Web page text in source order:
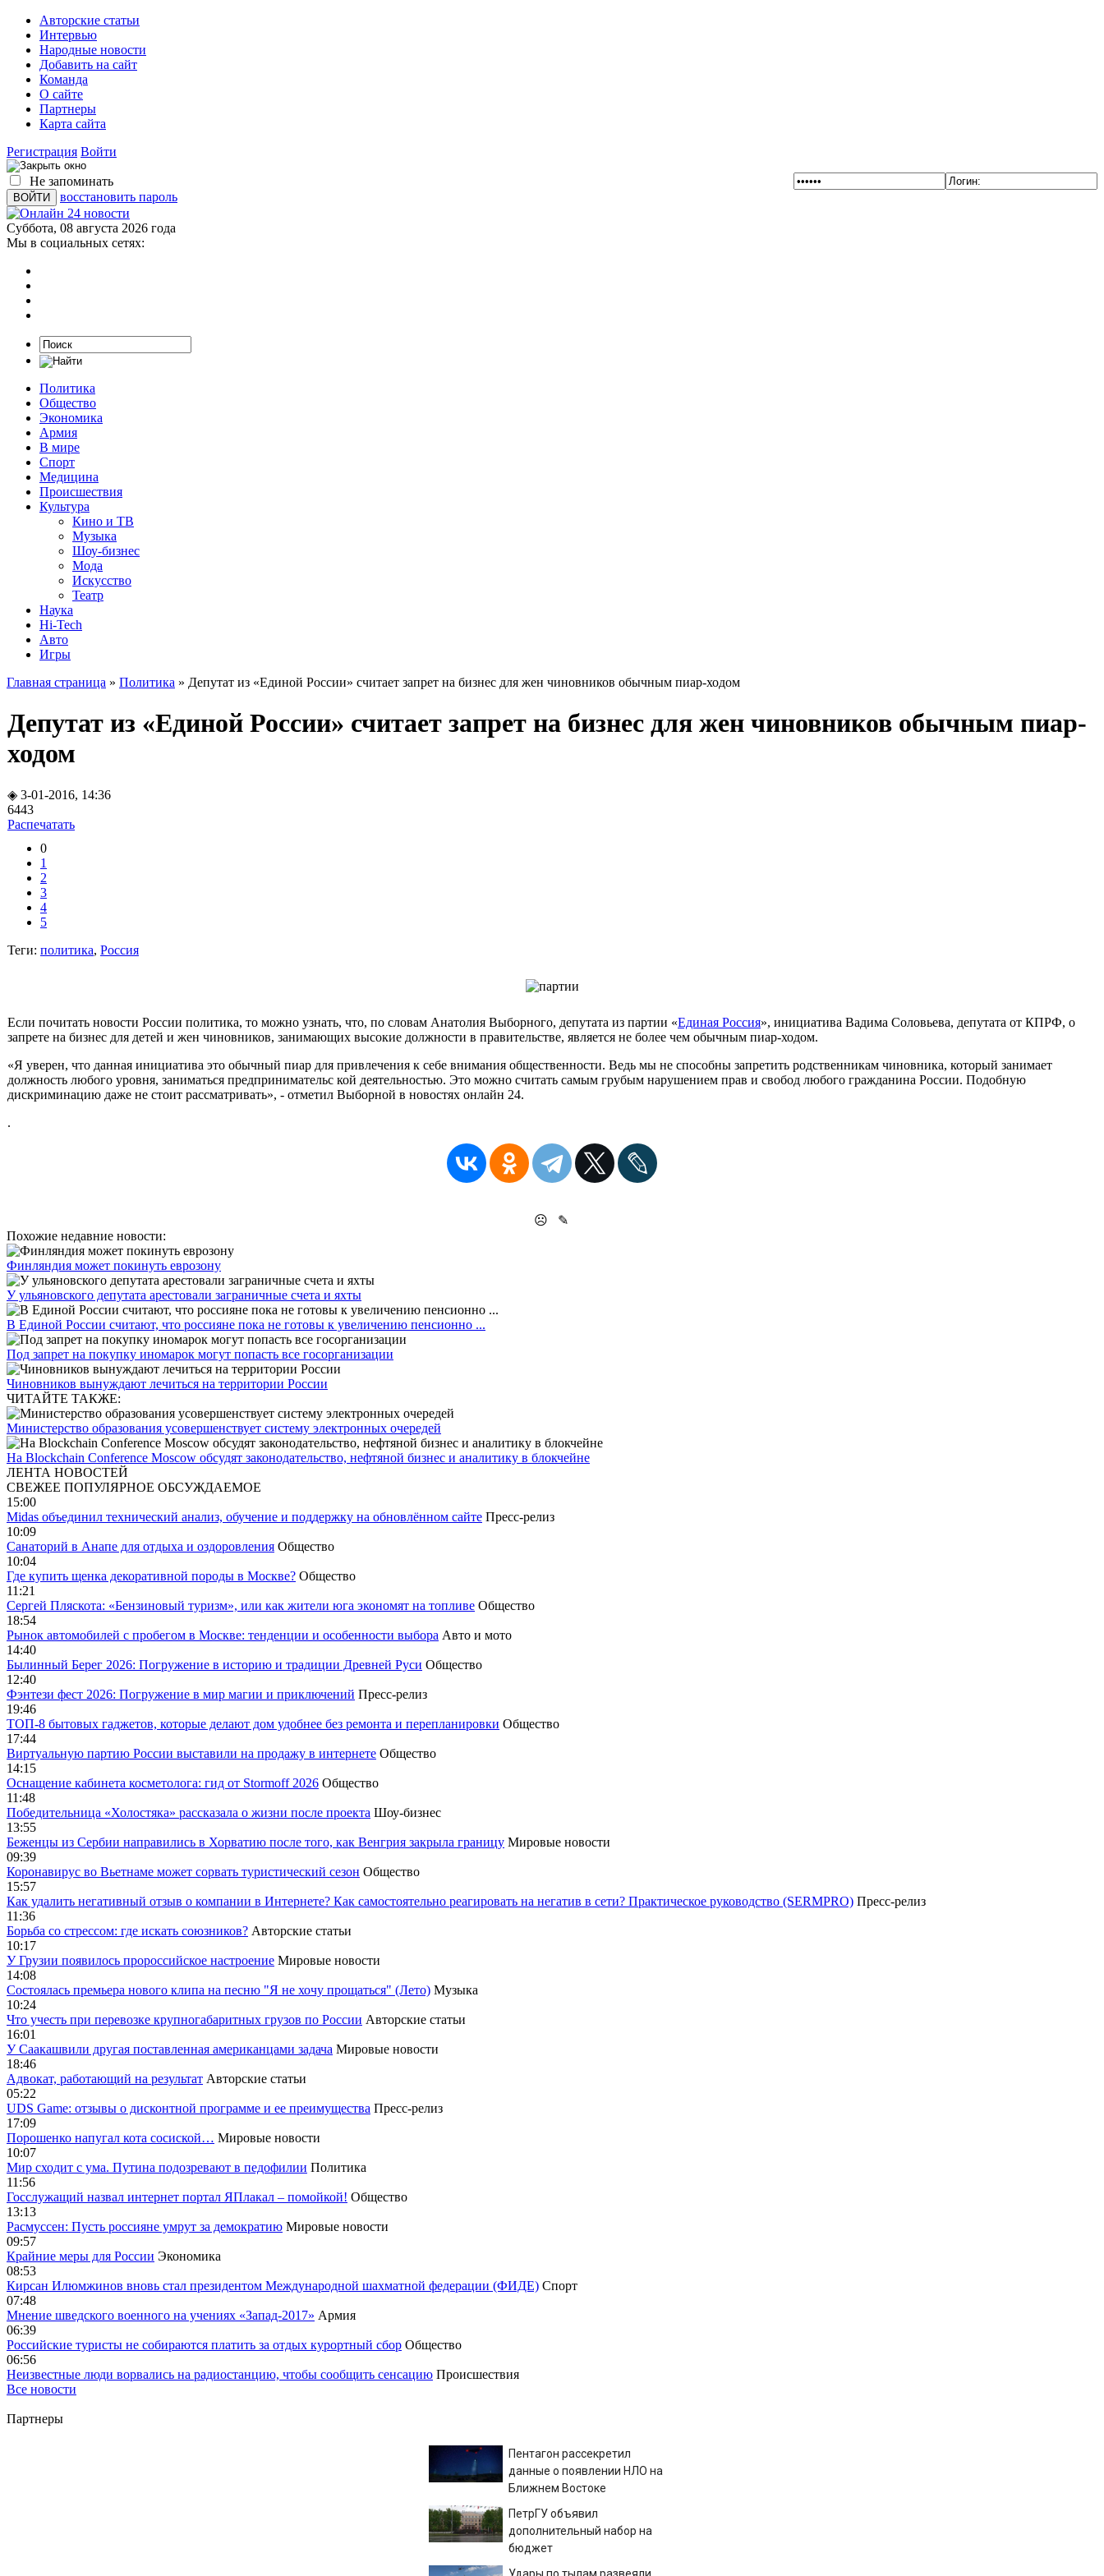
Авторские статьи
Интервью
Народные новости
Добавить на сайт
Команда
О сайте
Партнеры
Карта сайта
Регистрация Войти
Не запоминать
восстановить пароль
Суббота, 08 августа 2026 года
Мы в социальных сетях:
Политика
Общество
Экономика
Армия
В мире
Спорт
Медицина
Происшествия
Культура
Кино и ТВ
Музыка
Шоу-бизнес
Мода
Искусство
Театр
Наука
Hi-Tech
Авто
Игры
Главная страница » Политика » Депутат из «Единой России» считает запрет на бизнес для жен чиновников обычным пиар-ходом
Депутат из «Единой России» считает запрет на бизнес для жен чиновников обычным пиар-
ходом
◈ 3-01-2016, 14:36
6443
Распечатать
0
1
2
3
4
5
Теги: политика, Россия
Если почитать новости России политика, то можно узнать, что, по словам Анатолия Выборного, депутата из партии «Единая Россия», инициатива Вадима Соловьева, депутата от КПРФ, о
запрете на бизнес для детей и жен чиновников, занимающих высокие должности в правительстве, является не более чем обычным пиар-ходом.
«Я уверен, что данная инициатива это обычный пиар для привлечения к себе внимания общественности. Ведь мы не способны запретить родственникам чиновника, который занимает
должность любого уровня, заниматься предпринимательс кой деятельностью. Это можно считать самым грубым нарушением прав и свобод любого гражданина России. Подобную
дискриминацию даже не стоит рассматривать», - отметил Выборной в новостях онлайн 24.
.
☹
✎
Похожие недавние новости:
Финляндия может покинуть еврозону
У ульяновского депутата арестовали заграничные счета и яхты
В Единой России считают, что россияне пока не готовы к увеличению пенсионно ...
Под запрет на покупку иномарок могут попасть все госорганизации
Чиновников вынуждают лечиться на территории России
ЧИТАЙТЕ ТАКЖЕ:
Министерство образования усовершенствует систему электронных очередей
На Blockchain Conference Moscow обсудят законодательство, нефтяной бизнес и аналитику в блокчейне
ЛЕНТА НОВОСТЕЙ
СВЕЖЕЕ ПОПУЛЯРНОЕ ОБСУЖДАЕМОЕ
15:00
Midas объединил технический анализ, обучение и поддержку на обновлённом сайте Пресс-релиз
10:09
Санаторий в Анапе для отдыха и оздоровления Общество
10:04
Где купить щенка декоративной породы в Москве? Общество
11:21
Сергей Пляскота: «Бензиновый туризм», или как жители юга экономят на топливе Общество
18:54
Рынок автомобилей с пробегом в Москве: тенденции и особенности выбора Авто и мото
14:40
Былинный Берег 2026: Погружение в историю и традиции Древней Руси Общество
12:40
Фэнтези фест 2026: Погружение в мир магии и приключений Пресс-релиз
19:46
ТОП-8 бытовых гаджетов, которые делают дом удобнее без ремонта и перепланировки Общество
17:44
Виртуальную партию России выставили на продажу в интернете Общество
14:15
Оснащение кабинета косметолога: гид от Stormoff 2026 Общество
11:48
Победительница «Холостяка» рассказала о жизни после проекта Шоу-бизнес
13:55
Беженцы из Сербии направились в Хорватию после того, как Венгрия закрыла границу Мировые новости
09:39
Коронавирус во Вьетнаме может сорвать туристический сезон Общество
15:57
Как удалить негативный отзыв о компании в Интернете? Как самостоятельно реагировать на негатив в сети? Практическое руководство (SERMPRO) Пресс-релиз
11:36
Борьба со стрессом: где искать союзников? Авторские статьи
10:17
У Грузии появилось пророссийское настроение Мировые новости
14:08
Cостоялась премьера нового клипа на песню "Я не хочу прощаться" (Лето) Музыка
10:24
Что учесть при перевозке крупногабаритных грузов по России Авторские статьи
16:01
У Саакашвили другая поставленная американцами задача Мировые новости
18:46
Адвокат, работающий на результат Авторские статьи
05:22
UDS Game: отзывы о дисконтной программе и ее преимущества Пресс-релиз
17:09
Порошенко напугал кота сосиской… Мировые новости
10:07
Мир сходит с ума. Путина подозревают в педофилии Политика
11:56
Госслужащий назвал интернет портал ЯПлакал – помойкой! Общество
13:13
Расмуссен: Пусть россияне умрут за демократию Мировые новости
09:57
Крайние меры для России Экономика
08:53
Кирсан Илюмжинов вновь стал президентом Международной шахматной федерации (ФИДЕ) Спорт
07:48
Мнение шведского военного на учениях «Запад-2017» Армия
06:39
Российские туристы не собираются платить за отдых курортный сбор Общество
06:56
Неизвестные люди ворвались на радиостанцию, чтобы сообщить сенсацию Происшествия
Все новости
Партнеры
Пентагон рассекретил
данные о появлении НЛО на
Ближнем Востоке
ПетрГУ объявил
дополнительный набор на
бюджет